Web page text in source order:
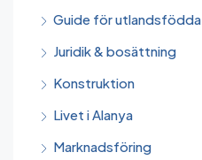
Guide för utlandsfödda
Juridik & bosättning
Konstruktion
Livet i Alanya
Marknadsföring